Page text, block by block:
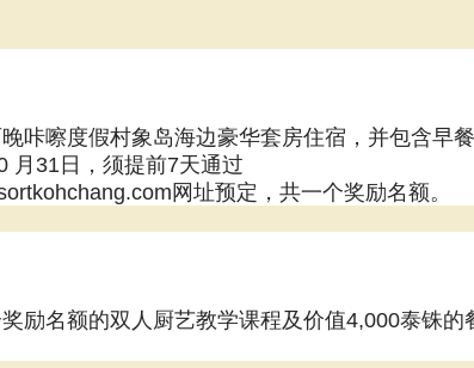
咔嚓度假村象岛海边豪华套房住宿，并包含早
月31日，须提前7天通过
网址预定，共一个奖励名额。
励名额的双人厨艺教学课程及价值4,000泰铢的